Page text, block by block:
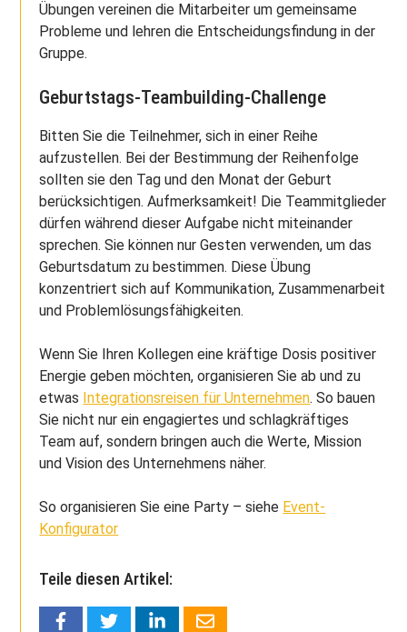
Übungen vereinen die Mitarbeiter um gemeinsame
Probleme und lehren die Entscheidungsfindung in der
Gruppe.
Geburtstags-Teambuilding-Challenge
Bitten Sie die Teilnehmer, sich in einer Reihe
aufzustellen. Bei der Bestimmung der Reihenfolge
sollten sie den Tag und den Monat der Geburt
berücksichtigen. Aufmerksamkeit! Die Teammitglieder
dürfen während dieser Aufgabe nicht miteinander
sprechen. Sie können nur Gesten verwenden, um das
Geburtsdatum zu bestimmen. Diese Übung
konzentriert sich auf Kommunikation, Zusammenarbeit
und Problemlösungsfähigkeiten.
Wenn Sie Ihren Kollegen eine kräftige Dosis positiver
Energie geben möchten, organisieren Sie ab und zu
etwas Integrationsreisen für Unternehmen. So bauen
Sie nicht nur ein engagiertes und schlagkräftiges
Team auf, sondern bringen auch die Werte, Mission
und Vision des Unternehmens näher.
So organisieren Sie eine Party – siehe Event-
Konfigurator
Teile diesen Artikel: